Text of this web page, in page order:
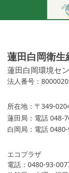
蓮田白岡衛生
蓮田白岡環境セ
法人番号：
所在地： 〒349-
蓮田局： 電話 048-
白岡局： 電話
エコプラザ
電話：0480-93-